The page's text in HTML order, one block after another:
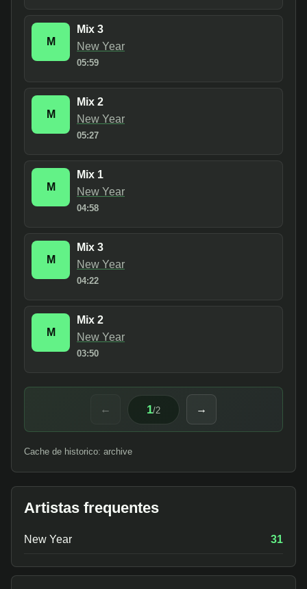
M
Mix 3
New Year
05:59
M
Mix 2
New Year
05:27
M
Mix 1
New Year
04:58
M
Mix 3
New Year
04:22
M
Mix 2
New Year
03:50
← 1/2 →
Cache de historico: archive
Artistas frequentes
New Year 31